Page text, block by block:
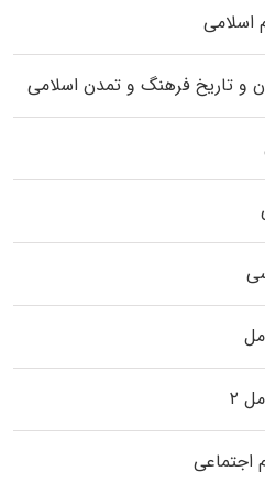
اسلامی
و تاریخ فرهنگ و تمدن اسلامی
۲
اجتماعی